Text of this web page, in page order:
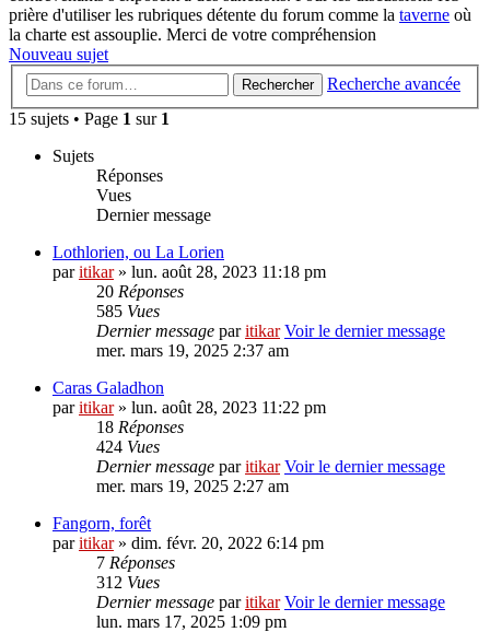
prière d'utiliser les rubriques détente du forum comme la taverne où
la charte est assouplie. Merci de votre compréhension
Nouveau sujet
Rechercher
Recherche avancée
15 sujets • Page 1 sur 1
Sujets
Réponses
Vues
Dernier message
Lothlorien, ou La Lorien
paritikar» lun. août 28, 2023 11:18 pm
20 Réponses
585 Vues
Dernier message paritikar Voir le dernier message
mer. mars 19, 2025 2:37 am
Caras Galadhon
paritikar» lun. août 28, 2023 11:22 pm
18 Réponses
424 Vues
Dernier message paritikar Voir le dernier message
mer. mars 19, 2025 2:27 am
Fangorn, forêt
paritikar» dim. févr. 20, 2022 6:14 pm
7 Réponses
312 Vues
Dernier message paritikar Voir le dernier message
lun. mars 17, 2025 1:09 pm